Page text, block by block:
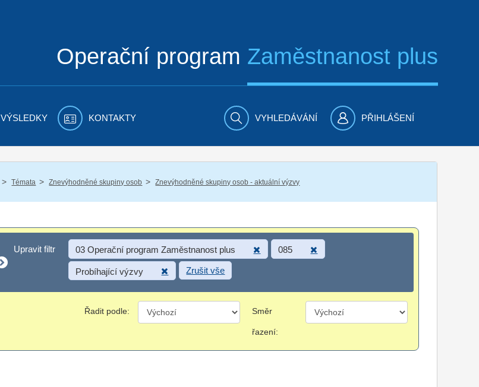
Operační program Zaměstnanost plus
VÝSLEDKY KONTAKTY VYHLEDÁVÁNÍ PŘIHLÁŠENÍ
/ Témata / Znevýhodněné skupiny osob / Znevýhodněné skupiny osob - aktuální výzvy
Upravit filtr
Upravit filtr 03 Operační program Zaměstnanost plus 085
Probíhající výzvy Zrušit vše
Řadit podle: Směr
řazení: